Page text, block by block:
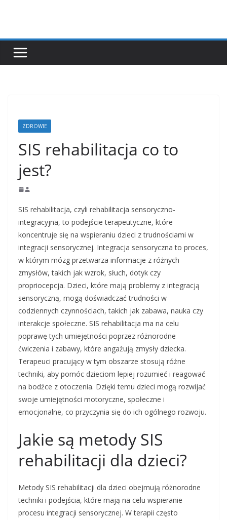
ZDROWIE
SIS rehabilitacja co to
jest?
SIS rehabilitacja, czyli rehabilitacja sensoryczno-
integracyjna, to podejście terapeutyczne, które
koncentruje się na wspieraniu dzieci z trudnościami w
integracji sensorycznej. Integracja sensoryczna to proces,
w którym mózg przetwarza informacje z różnych
zmysłów, takich jak wzrok, słuch, dotyk czy
propriocepcja. Dzieci, które mają problemy z integracją
sensoryczną, mogą doświadczać trudności w
codziennych czynnościach, takich jak zabawa, nauka czy
interakcje społeczne. SIS rehabilitacja ma na celu
poprawę tych umiejętności poprzez różnorodne
ćwiczenia i zabawy, które angażują zmysły dziecka.
Terapeuci pracujący w tym obszarze stosują różne
techniki, aby pomóc dzieciom lepiej rozumieć i reagować
na bodźce z otoczenia. Dzięki temu dzieci mogą rozwijać
swoje umiejętności motoryczne, społeczne i
emocjonalne, co przyczynia się do ich ogólnego rozwoju.
Jakie są metody SIS
rehabilitacji dla dzieci?
Metody SIS rehabilitacji dla dzieci obejmują różnorodne
techniki i podejścia, które mają na celu wspieranie
procesu integracji sensorycznej. W terapii często